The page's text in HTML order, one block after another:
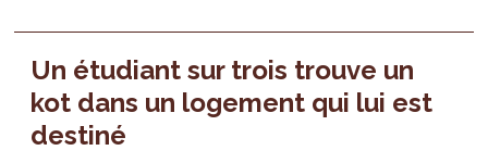
Un étudiant sur trois trouve un
kot dans un logement qui lui est
destiné